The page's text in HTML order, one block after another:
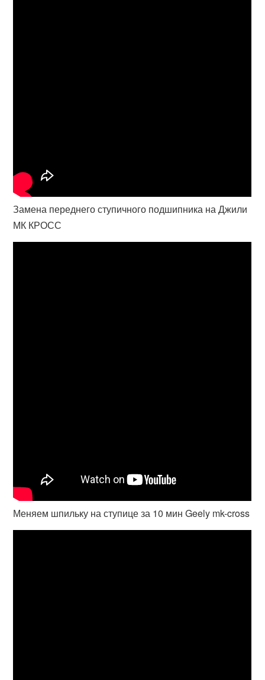
Замена переднего ступичного подшипника на Джили
МК КРОСС
Меняем шпильку на ступице за 10 мин Geely mk-cross